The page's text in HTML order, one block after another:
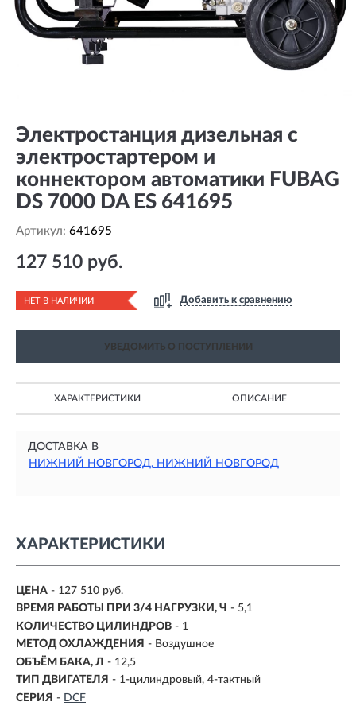
Электростанция дизельная с
электростартером и
коннектором автоматики FUBAG
DS 7000 DA ES 641695
Артикул: 641695
127 510 руб.
НЕТ В НАЛИЧИИ Добавить к сравнению
УВЕДОМИТЬ О ПОСТУПЛЕНИИ
ХАРАКТЕРИСТИКИ ОПИСАНИЕ
ДОСТАВКА В
НИЖНИЙ НОВГОРОД, НИЖНИЙ НОВГОРОД
ХАРАКТЕРИСТИКИ
ЦЕНА - 127 510 руб.
ВРЕМЯ РАБОТЫ ПРИ 3/4 НАГРУЗКИ, Ч - 5,1
КОЛИЧЕСТВО ЦИЛИНДРОВ - 1
МЕТОД ОХЛАЖДЕНИЯ - Воздушное
ОБЪЁМ БАКА, Л - 12,5
ТИП ДВИГАТЕЛЯ - 1-цилиндровый, 4-тактный
СЕРИЯ - DCF